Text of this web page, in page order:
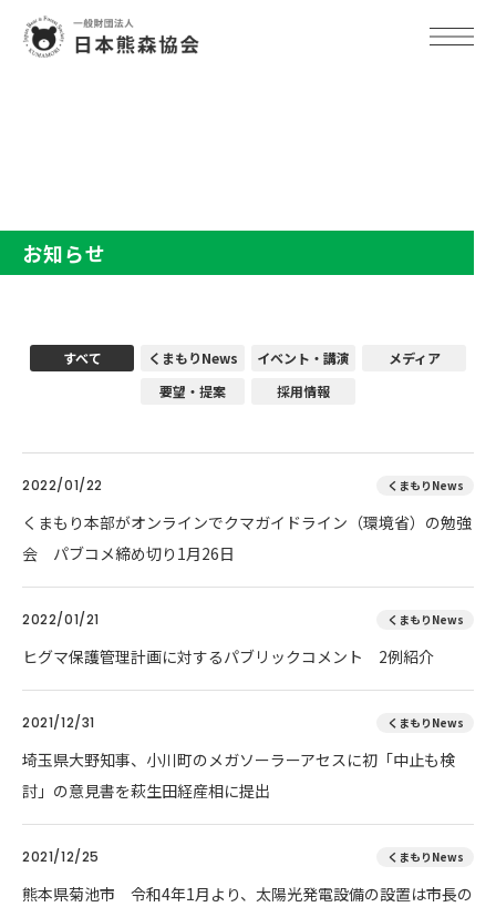
お知らせ
すべて くまもりNews イベント・講演
メディア
要望・提案
採用情報
2022/01/22 くまもりNews
くまもり本部がオンラインでクマガイドライン（環境省）の勉強
会 パブコメ締め切り1月26日
2022/01/21 くまもりNews
ヒグマ保護管理計画に対するパブリックコメント 2例紹介
2021/12/31 くまもりNews
埼玉県大野知事、小川町のメガソーラーアセスに初「中止も検
討」の意見書を萩生田経産相に提出
2021/12/25 くまもりNews
熊本県菊池市 令和4年1月より、太陽光発電設備の設置は市長の